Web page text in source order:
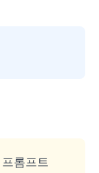
롬프트